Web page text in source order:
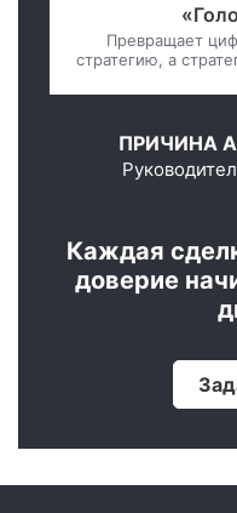
Превращает
стратегию, а
ПРИЧИНА
Каждая
доверие